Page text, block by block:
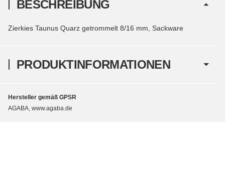
PRODUKTINFORMATIONEN
BESCHREIBUNG
Zierkies Taunus Quarz getrommelt 8/16 mm, Sackware
Hersteller gemäß GPSR
AGABA, www.agaba.de